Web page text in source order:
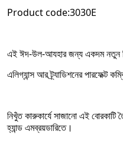
Product code:3030E
এই ঈদ-উল-আযহার জন্য একদম নতুন
এলিগ্যান্স আর ট্র্যাডিশনের পারফেক্ট
নিখুঁত কারুকার্যে সাজানো এই বোরকাটি
হ্যান্ড এমব্রয়ডারিতে।